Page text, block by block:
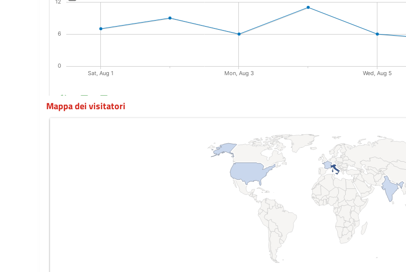
Mappa dei visitatori